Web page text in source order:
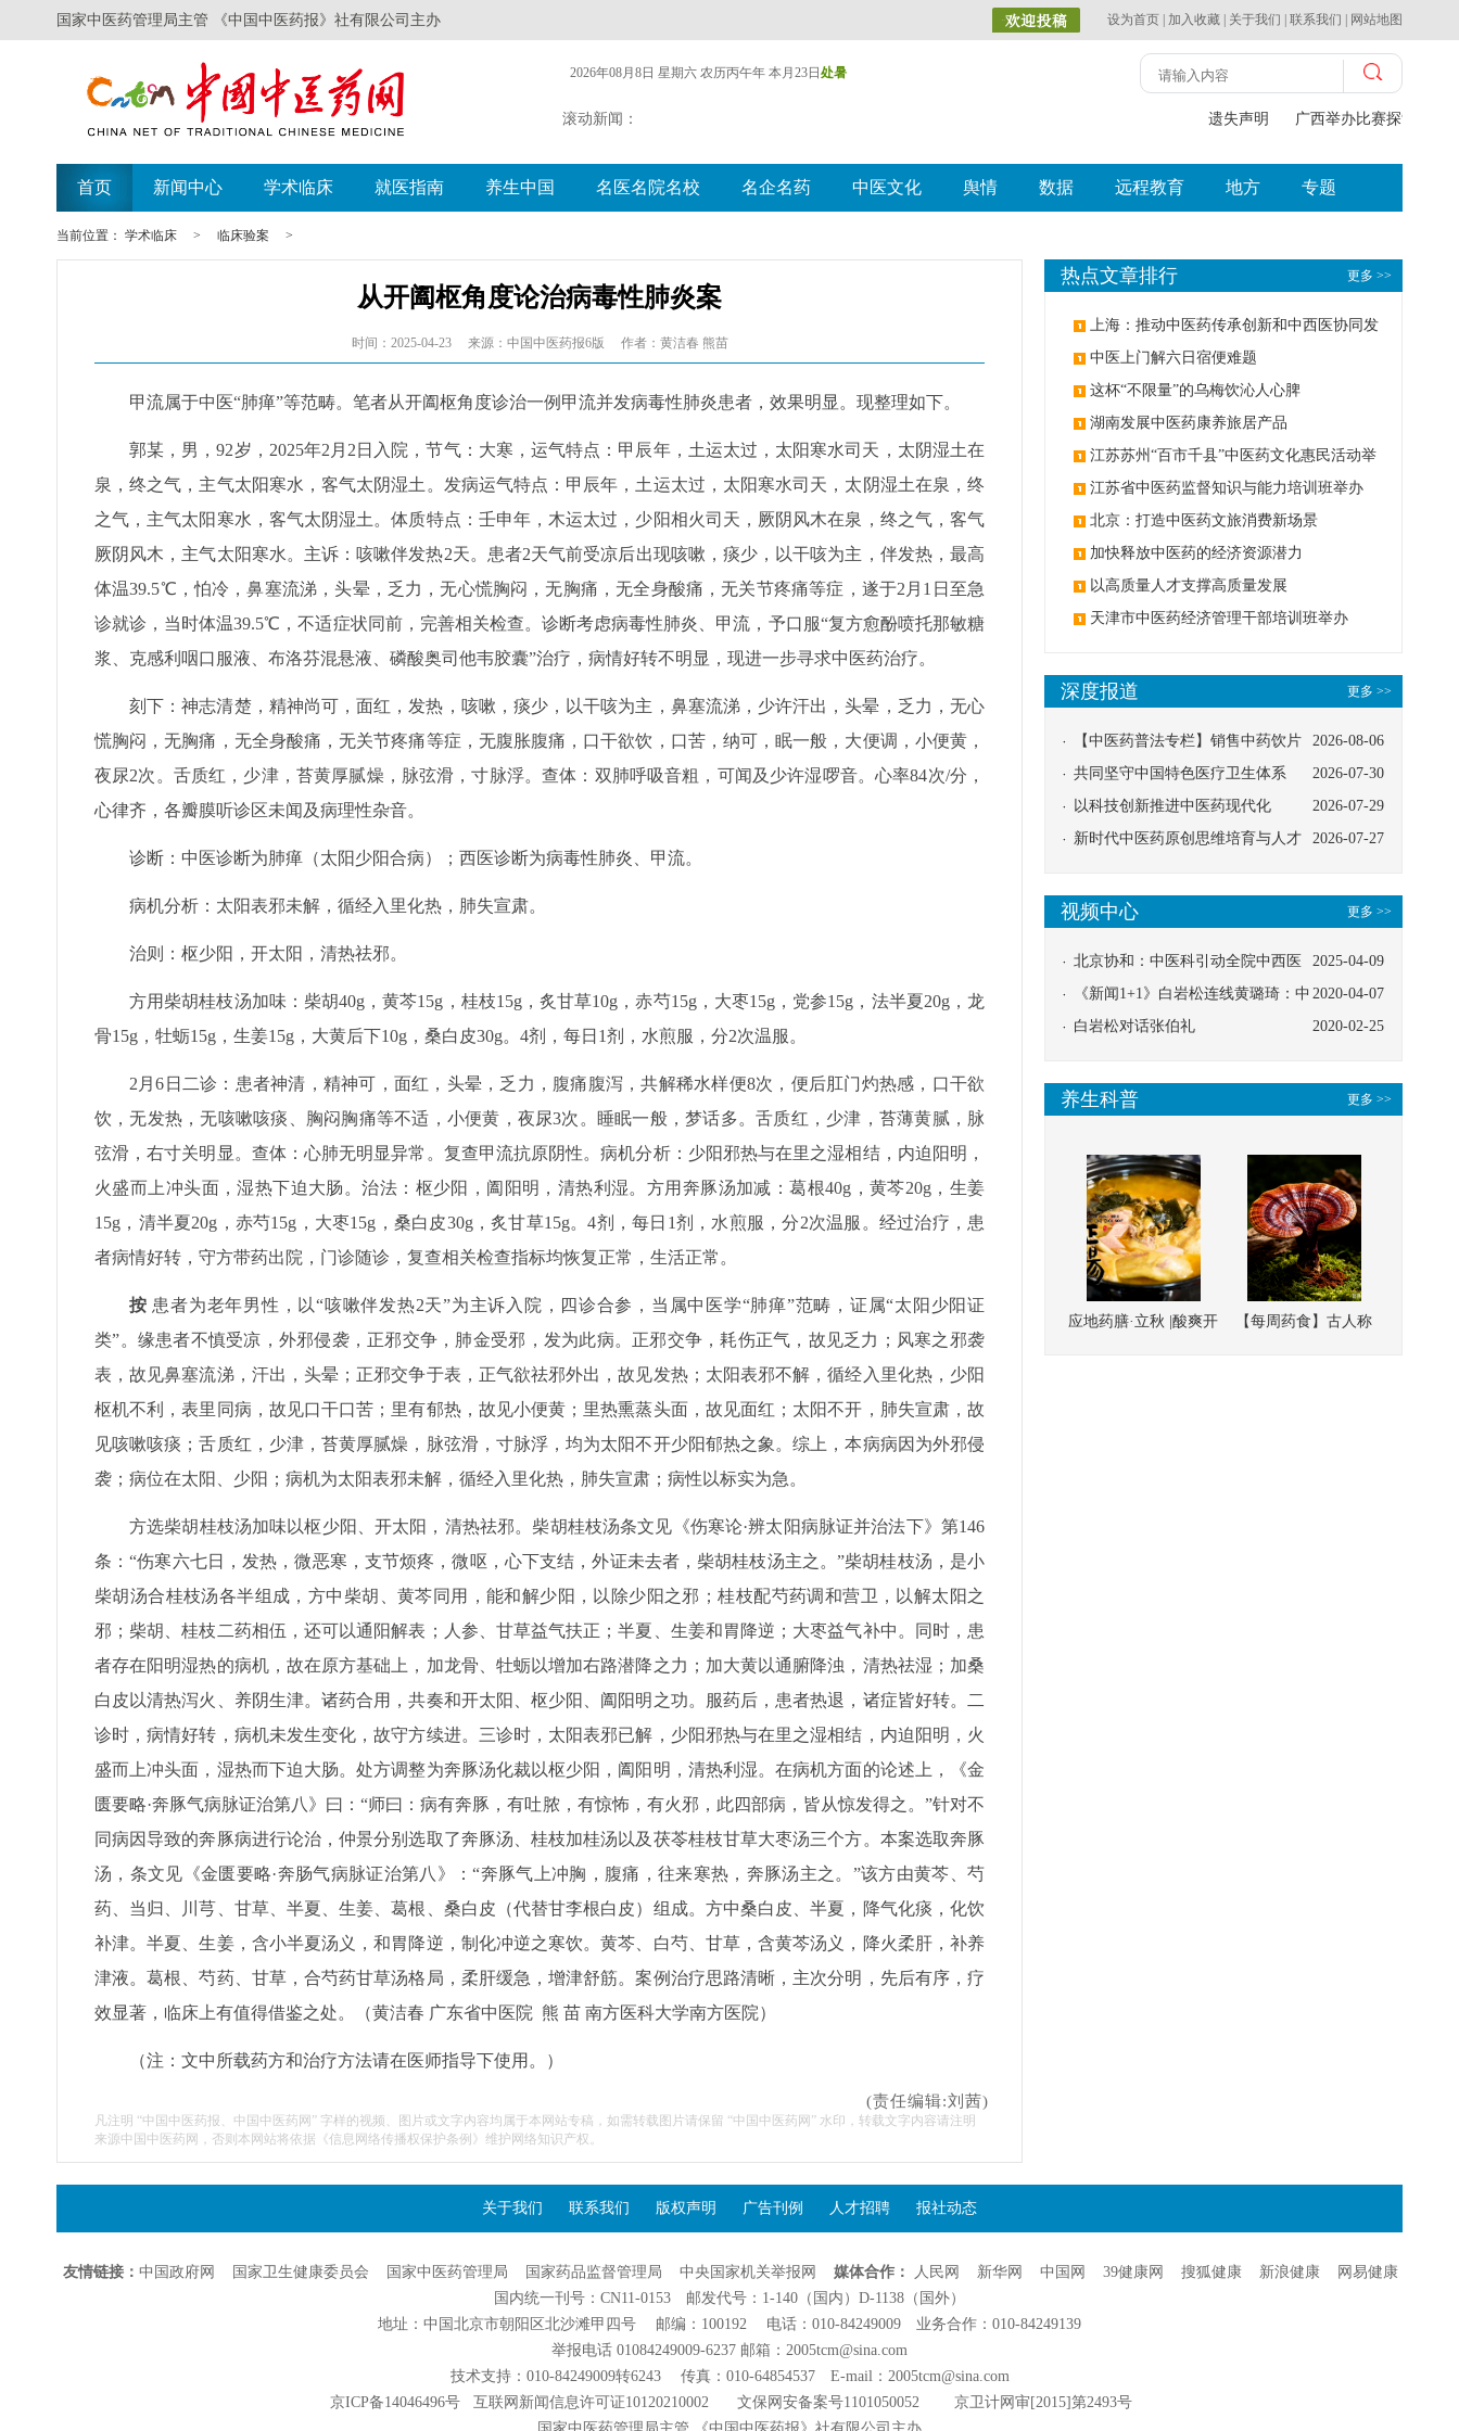
国家中医药管理局主管 《中国中医药报》社有限公司主办 设为首页 加入收藏 关于我们 联系我们 网站地图
2026年08月8日 星期六 农历丙午年 本月23日 处暑
滚动新闻： 遗失声明 广西举办比赛探索中（
首页 新闻中心 学术临床 就医指南 养生中国 名医名院名校 名企名药 中医文化 舆情 数据 远程教育 地方 专题
当前位置： 学术临床 > 临床验案 >
从开阖枢角度论治病毒性肺炎案
时间：2025-04-23 来源：中国中医药报6版 作者：黄洁春 熊苗
甲流属于中医“肺瘅”等范畴。笔者从开阖枢角度诊治一例甲流并发病毒性肺炎患者，效果明显。现整理如下。
郭某，男，92岁，2025年2月2日入院，节气：大寒，运气特点：甲辰年，土运太过，太阳寒水司天，太阴湿土在
泉，终之气，主气太阳寒水，客气太阴湿土。发病运气特点：甲辰年，土运太过，太阳寒水司天，太阴湿土在泉，终
之气，主气太阳寒水，客气太阴湿土。体质特点：壬申年，木运太过，少阳相火司天，厥阴风木在泉，终之气，客气
厥阴风木，主气太阳寒水。主诉：咳嗽伴发热2天。患者2天气前受凉后出现咳嗽，痰少，以干咳为主，伴发热，最高
体温39.5℃，怕冷，鼻塞流涕，头晕，乏力，无心慌胸闷，无胸痛，无全身酸痛，无关节疼痛等症，遂于2月1日至急
诊就诊，当时体温39.5℃，不适症状同前，完善相关检查。诊断考虑病毒性肺炎、甲流，予口服“复方愈酚喷托那敏糖
浆、克感利咽口服液、布洛芬混悬液、磷酸奥司他韦胶囊”治疗，病情好转不明显，现进一步寻求中医药治疗。
刻下：神志清楚，精神尚可，面红，发热，咳嗽，痰少，以干咳为主，鼻塞流涕，少许汗出，头晕，乏力，无心
慌胸闷，无胸痛，无全身酸痛，无关节疼痛等症，无腹胀腹痛，口干欲饮，口苦，纳可，眠一般，大便调，小便黄，
夜尿2次。舌质红，少津，苔黄厚腻燥，脉弦滑，寸脉浮。查体：双肺呼吸音粗，可闻及少许湿啰音。心率84次/分，
心律齐，各瓣膜听诊区未闻及病理性杂音。
诊断：中医诊断为肺瘅（太阳少阳合病）；西医诊断为病毒性肺炎、甲流。
病机分析：太阳表邪未解，循经入里化热，肺失宣肃。
治则：枢少阳，开太阳，清热祛邪。
方用柴胡桂枝汤加味：柴胡40g，黄芩15g，桂枝15g，炙甘草10g，赤芍15g，大枣15g，党参15g，法半夏20g，龙
骨15g，牡蛎15g，生姜15g，大黄后下10g，桑白皮30g。4剂，每日1剂，水煎服，分2次温服。
2月6日二诊：患者神清，精神可，面红，头晕，乏力，腹痛腹泻，共解稀水样便8次，便后肛门灼热感，口干欲
饮，无发热，无咳嗽咳痰、胸闷胸痛等不适，小便黄，夜尿3次。睡眠一般，梦话多。舌质红，少津，苔薄黄腻，脉
弦滑，右寸关明显。查体：心肺无明显异常。复查甲流抗原阴性。病机分析：少阳邪热与在里之湿相结，内迫阳明，
火盛而上冲头面，湿热下迫大肠。治法：枢少阳，阖阳明，清热利湿。方用奔豚汤加减：葛根40g，黄芩20g，生姜
15g，清半夏20g，赤芍15g，大枣15g，桑白皮30g，炙甘草15g。4剂，每日1剂，水煎服，分2次温服。经过治疗，患
者病情好转，守方带药出院，门诊随诊，复查相关检查指标均恢复正常，生活正常。
按 患者为老年男性，以“咳嗽伴发热2天”为主诉入院，四诊合参，当属中医学“肺瘅”范畴，证属“太阳少阳证
类”。缘患者不慎受凉，外邪侵袭，正邪交争，肺金受邪，发为此病。正邪交争，耗伤正气，故见乏力；风寒之邪袭
表，故见鼻塞流涕，汗出，头晕；正邪交争于表，正气欲祛邪外出，故见发热；太阳表邪不解，循经入里化热，少阳
枢机不利，表里同病，故见口干口苦；里有郁热，故见小便黄；里热熏蒸头面，故见面红；太阳不开，肺失宣肃，故
见咳嗽咳痰；舌质红，少津，苔黄厚腻燥，脉弦滑，寸脉浮，均为太阳不开少阳郁热之象。综上，本病病因为外邪侵
袭；病位在太阳、少阳；病机为太阳表邪未解，循经入里化热，肺失宣肃；病性以标实为急。
方选柴胡桂枝汤加味以枢少阳、开太阳，清热祛邪。柴胡桂枝汤条文见《伤寒论·辨太阳病脉证并治法下》第146
条：“伤寒六七日，发热，微恶寒，支节烦疼，微呕，心下支结，外证未去者，柴胡桂枝汤主之。”柴胡桂枝汤，是小
柴胡汤合桂枝汤各半组成，方中柴胡、黄芩同用，能和解少阳，以除少阳之邪；桂枝配芍药调和营卫，以解太阳之
邪；柴胡、桂枝二药相伍，还可以通阳解表；人参、甘草益气扶正；半夏、生姜和胃降逆；大枣益气补中。同时，患
者存在阳明湿热的病机，故在原方基础上，加龙骨、牡蛎以增加右路潜降之力；加大黄以通腑降浊，清热祛湿；加桑
白皮以清热泻火、养阴生津。诸药合用，共奏和开太阳、枢少阳、阖阳明之功。服药后，患者热退，诸症皆好转。二
诊时，病情好转，病机未发生变化，故守方续进。三诊时，太阳表邪已解，少阳邪热与在里之湿相结，内迫阳明，火
盛而上冲头面，湿热而下迫大肠。处方调整为奔豚汤化裁以枢少阳，阖阳明，清热利湿。在病机方面的论述上，《金
匮要略·奔豚气病脉证治第八》曰：“师曰：病有奔豚，有吐脓，有惊怖，有火邪，此四部病，皆从惊发得之。”针对不
同病因导致的奔豚病进行论治，仲景分别选取了奔豚汤、桂枝加桂汤以及茯苓桂枝甘草大枣汤三个方。本案选取奔豚
汤，条文见《金匮要略·奔肠气病脉证治第八》：“奔豚气上冲胸，腹痛，往来寒热，奔豚汤主之。”该方由黄芩、芍
药、当归、川芎、甘草、半夏、生姜、葛根、桑白皮（代替甘李根白皮）组成。方中桑白皮、半夏，降气化痰，化饮
补津。半夏、生姜，含小半夏汤义，和胃降逆，制化冲逆之寒饮。黄芩、白芍、甘草，含黄芩汤义，降火柔肝，补养
津液。葛根、芍药、甘草，合芍药甘草汤格局，柔肝缓急，增津舒筋。案例治疗思路清晰，主次分明，先后有序，疗
效显著，临床上有值得借鉴之处。（黄洁春 广东省中医院 熊 苗 南方医科大学南方医院）
（注：文中所载药方和治疗方法请在医师指导下使用。）
(责任编辑:刘茜)
凡注明 “中国中医药报、中国中医药网” 字样的视频、图片或文字内容均属于本网站专稿，如需转载图片请保留 “中国中医药网” 水印，转载文字内容请注明
来源中国中医药网，否则本网站将依据《信息网络传播权保护条例》维护网络知识产权。
更多 >>
热点文章排行
上海：推动中医药传承创新和中西医协同发
展 中医上门解六日宿便难题
这杯“不限量”的乌梅饮沁人心脾
湖南发展中医药康养旅居产品
江苏苏州“百市千县”中医药文化惠民活动举
办 江苏省中医药监督知识与能力培训班举办
北京：打造中医药文旅消费新场景
加快释放中医药的经济资源潜力
以高质量人才支撑高质量发展
天津市中医药经济管理干部培训班举办
更多 >>
深度报道
2026-08-06
【中医药普法专栏】销售中药饮片
应告知煎服方法及注意事项
2026-07-30
共同坚守中国特色医疗卫生体系
2026-07-29
以科技创新推进中医药现代化
2026-07-27
新时代中医药原创思维培育与人才
更多 >>
视频中心
2025-04-09
北京协和：中医科引动全院中西医
协同
2020-04-07
《新闻1+1》白岩松连线黄璐琦：中
医救治的临床效果
2020-02-25
白岩松对话张伯礼
更多 >>
养生科普
应地药膳·立秋 |酸爽开
【每周药食】古人称
关于我们 联系我们 版权声明 广告刊例 人才招聘 报社动态
友情链接： 中国政府网 国家卫生健康委员会 国家中医药管理局 国家药品监督管理局 中央国家机关举报网 媒体合作： 人民网 新华网 中国网 39健康网 搜狐健康 新浪健康
网易健康
国内统一刊号：CN11-0153 邮发代号：1-140（国内）D-1138（国外）
地址：中国北京市朝阳区北沙滩甲四号 邮编：100192 电话：010-84249009 业务合作：010-84249139
举报电话 01084249009-6237 邮箱：2005tcm@sina.com
技术支持：010-84249009转6243 传真：010-64854537 E-mail：2005tcm@sina.com
京ICP备14046496号
互联网新闻信息许可证10120210002文保网安备案号1101050052 京卫计网审[2015]第2493号